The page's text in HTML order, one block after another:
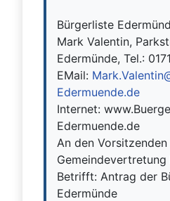
Bürgerliste
Mark Valentin,
Edermünde, Tel.:
EMail:
Edermuende.de
Internet:
Edermuende.de
An den
Gemeindevertretung
Betrifft: Antrag der
Edermünde